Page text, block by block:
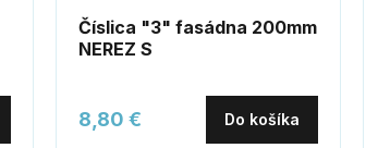
Číslica "3" fasádna 200mm
NEREZ S
8,80 € Do košíka